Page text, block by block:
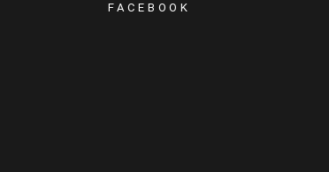
FACEBOOK